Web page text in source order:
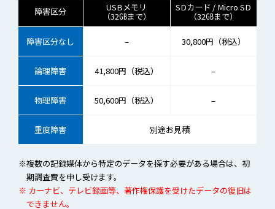
障害区分 USBメモリ
（32㎇まで）
SDカード / Micro SD
（32㎇まで）
障害区分なし – 30,800円（税込）
論理障害 41,800円（税込） –
物理障害 50,600円（税込） –
重度障害 別途お見積
※複数の記録媒体から特定のデータを探す必要がある場合は、初
期調査費を申し受けます。
※ カーナビ、テレビ録画等、著作権保護を受けたデータの復旧は
できません。